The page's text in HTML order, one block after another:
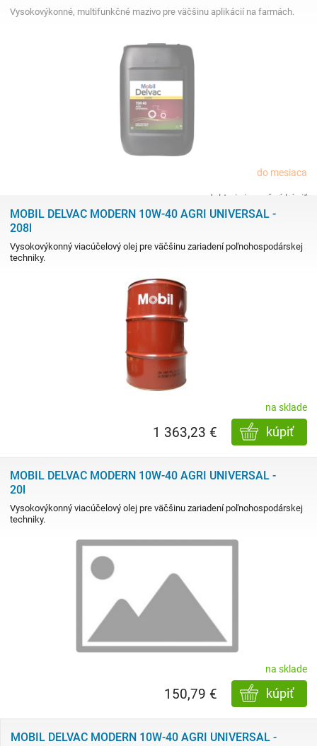
Vysokovýkonné, multifunkčné mazivo pre väčšinu aplikácií na farmách.
do mesiaca
produkt nie je možné kúpiť
MOBIL DELVAC MODERN 10W-40 AGRI UNIVERSAL -
208l
Vysokovýkonný viacúčelový olej pre väčšinu zariadení poľnohospodárskej
techniky.
na sklade
kúpiť
1 363,23 €
MOBIL DELVAC MODERN 10W-40 AGRI UNIVERSAL -
20l
Vysokovýkonný viacúčelový olej pre väčšinu zariadení poľnohospodárskej
techniky.
na sklade
kúpiť
150,79 €
MOBIL DELVAC MODERN 10W-40 AGRI UNIVERSAL -